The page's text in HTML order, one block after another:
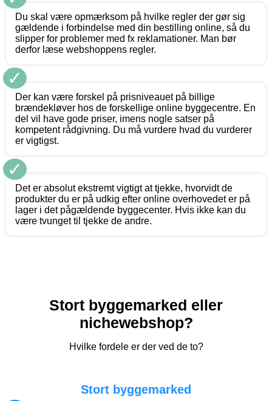
Du skal være opmærksom på hvilke regler der gør sig
gældende i forbindelse med din bestilling online, så du
slipper for problemer med fx reklamationer. Man bør
derfor læse webshoppens regler.
✓
Der kan være forskel på prisniveauet på billige
brændekløver hos de forskellige online byggecentre. En
del vil have gode priser, imens nogle satser på
kompetent rådgivning. Du må vurdere hvad du vurderer
er vigtigst.
✓
Det er absolut ekstremt vigtigt at tjekke, hvorvidt de
produkter du er på udkig efter online overhovedet er på
lager i det pågældende byggecenter. Hvis ikke kan du
være tvunget til tjekke de andre.
Stort byggemarked eller
nichewebshop?
Hvilke fordele er der ved de to?
Stort byggemarked